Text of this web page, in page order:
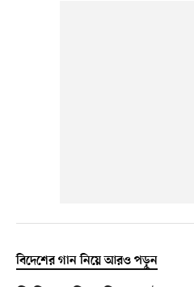
বিদেশের গান নিয়ে আরও পড়ুন